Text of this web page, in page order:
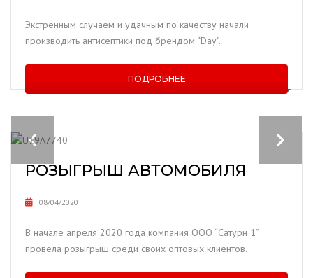
Экстренным случаем и удачным по качеству начали
производить антисептики под брендом “Day”.
ПОДРОБНЕЕ
РОЗЫГРЫШ АВТОМОБИЛЯ
08/04/2020
В начале апреля 2020 года компания ООО “Сатурн 1”
провела розыгрыш среди своих оптовых клиентов.